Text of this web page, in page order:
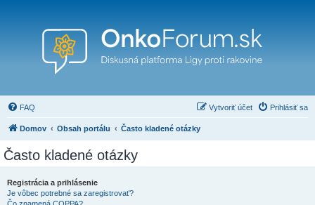
FAQ Prihlásiť sa
Vytvoriť účet
Domov Obsah portálu Často kladené otázky
Často kladené otázky
Registrácia a prihlásenie
Je vôbec potrebné sa zaregistrovať?